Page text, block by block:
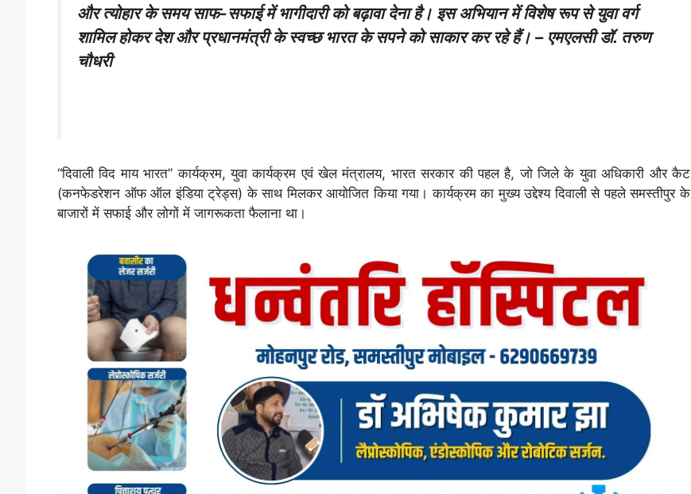
और त्योहार के समय साफ-सफाई में भागीदारी को बढ़ावा देना है। इस अभियान में विशेष रूप से युवा वर्ग
शामिल होकर देश और प्रधानमंत्री के स्वच्छ भारत के सपने को साकार कर रहे हैं। – एमएलसी डॉ. तरुण
चौधरी
“दिवाली विद माय भारत” कार्यक्रम, युवा कार्यक्रम एवं खेल मंत्रालय, भारत सरकार की पहल है, जो जिले के युवा अधिकारी और कैट
(कनफेडरेशन ऑफ ऑल इंडिया ट्रेड्स) के साथ मिलकर आयोजित किया गया। कार्यक्रम का मुख्य उद्देश्य दिवाली से पहले समस्तीपुर के
बाजारों में सफाई और लोगों में जागरूकता फैलाना था।